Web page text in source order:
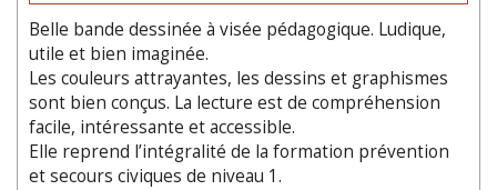
Belle bande dessinée à visée pédagogique. Ludique,
utile et bien imaginée.
Les couleurs attrayantes, les dessins et graphismes
sont bien conçus. La lecture est de compréhension
facile, intéressante et accessible.
Elle reprend l’intégralité de la formation prévention
et secours civiques de niveau 1.